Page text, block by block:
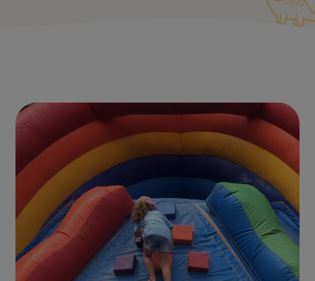
Photo parc 3
CHÂTEAUX GONFLABLES